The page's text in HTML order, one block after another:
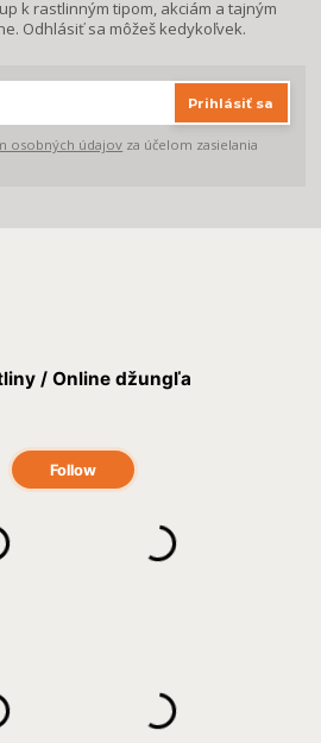
k rastlinným tipom, akciám a tajným
Odhlásiť sa môžeš kedykoľvek.
Prihlásiť sa
osobných údajov za účelom zasielania